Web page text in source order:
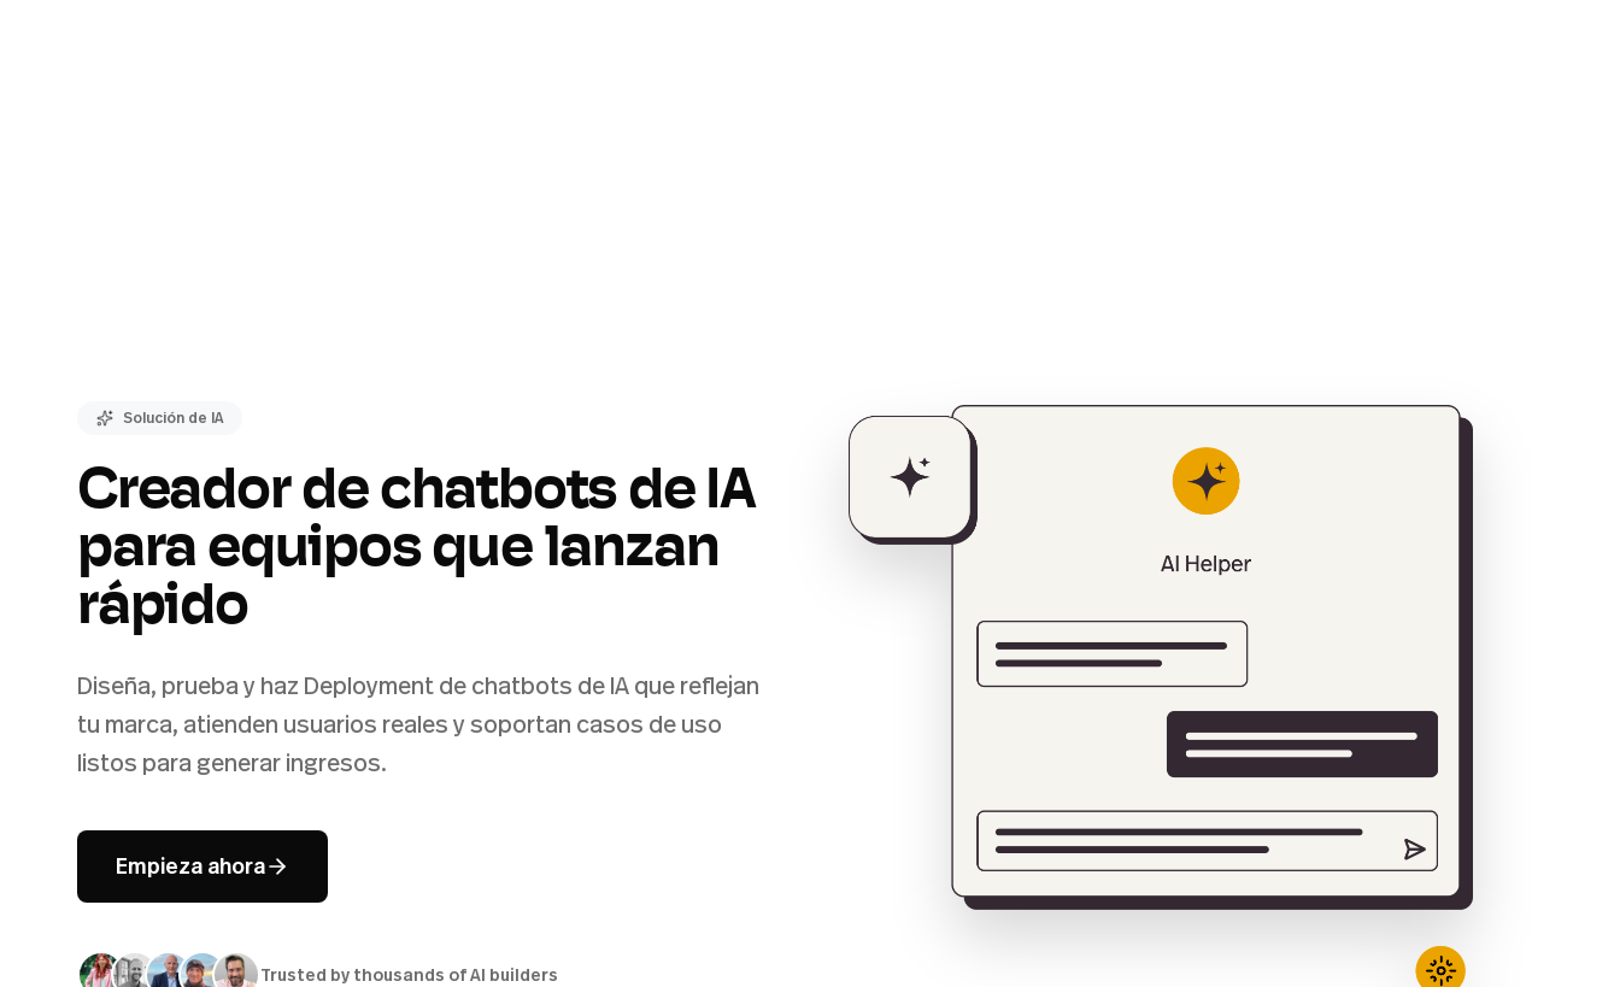
Solución de IA
Creador de chatbots de IA
para equipos que lanzan
rápido
Diseña, prueba y haz Deployment de chatbots de IA que reflejan
tu marca, atienden usuarios reales y soportan casos de uso
listos para generar ingresos.
Empieza ahora
Trusted by thousands of AI builders